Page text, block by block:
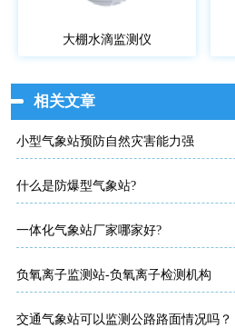
大棚水滴监测仪
相关文章
小型气象站预防自然灾害能力强
什么是防爆型气象站?
一体化气象站厂家哪家好?
负氧离子监测站-负氧离子检测机构
交通气象站可以监测公路路面情况吗？